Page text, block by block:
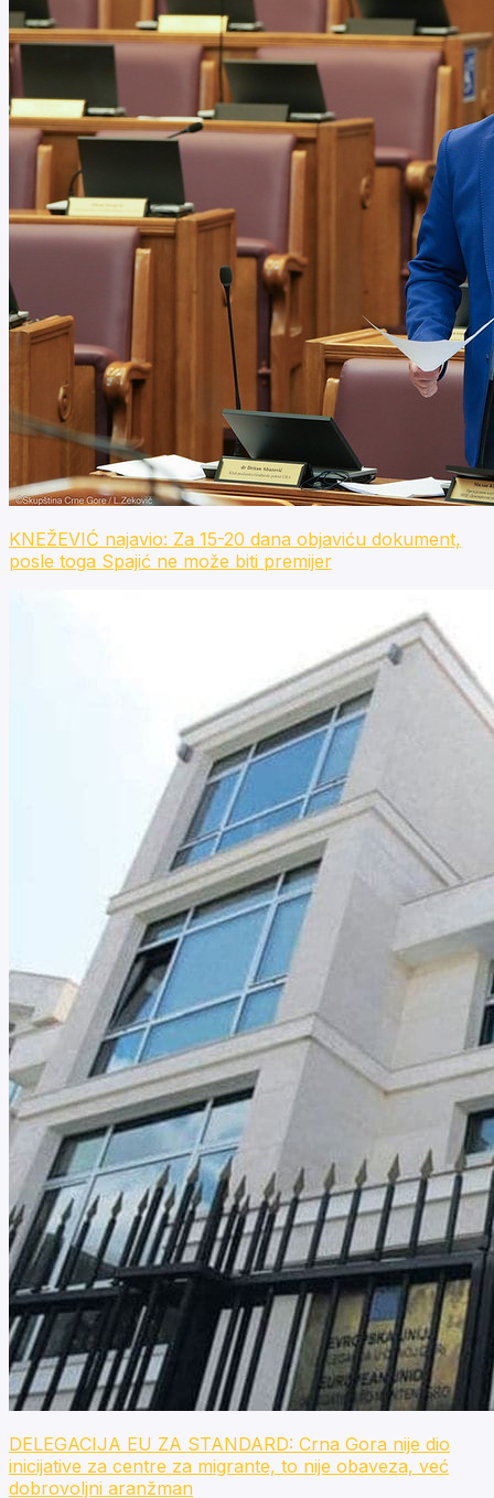
KNEŽEVIĆ najavio: Za 15-20 dana objaviću dokument,
posle toga Spajić ne može biti premijer
DELEGACIJA EU ZA STANDARD: Crna Gora nije dio
inicijative za centre za migrante, to nije obaveza, već
dobrovoljni aranžman